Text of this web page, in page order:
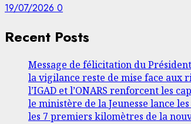
19/07/2026 0
Recent Posts
Message de félicitation du
la vigilance reste de mise face aux
l’IGAD et l’ONARS renforcent les
le ministère de la Jeunesse lance
les 7 premiers kilomètres de la